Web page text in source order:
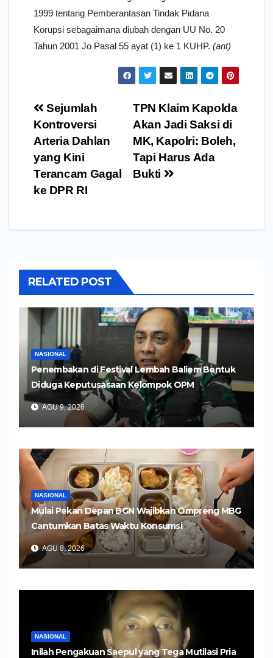
1999 tentang Pemberantasan Tindak Pidana
Korupsi sebagaimana diubah dengan UU No. 20
Tahun 2001 Jo Pasal 55 ayat (1) ke 1 KUHP. (ant)
Navigasi
pos
TPN Klaim Kapolda
Akan Jadi Saksi di
MK, Kapolri: Boleh,
Tapi Harus Ada
Bukti
Sejumlah
Kontroversi
Arteria Dahlan
yang Kini
Terancam Gagal
ke DPR RI
RELATED POST
NASIONAL
Penembakan di Festival Lembah Baliem Bentuk
Diduga Keputusasaan Kelompok OPM
AGU 9, 2026
NASIONAL
Mulai Pekan Depan BGN Wajibkan Ompreng MBG
Cantumkan Batas Waktu Konsumsi
AGU 8, 2026
NASIONAL
Inilah Pengakuan Saepul yang Tega Mutilasi Pria